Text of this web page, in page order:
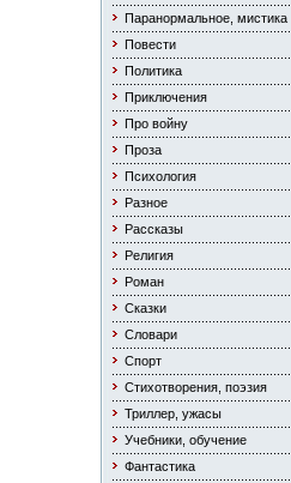
Паранормальное, мистика
Повести
Политика
Приключения
Про войну
Проза
Психология
Разное
Рассказы
Религия
Роман
Сказки
Словари
Спорт
Стихотворения, поэзия
Триллер, ужасы
Учебники, обучение
Фантастика